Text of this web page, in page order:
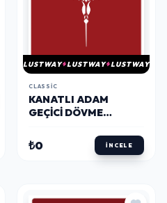
LUSTWAY LUSTWAY LUSTWAY
CLASSIC
KANATLI ADAM
GEÇICI DÖVME
₺0 İNCELE